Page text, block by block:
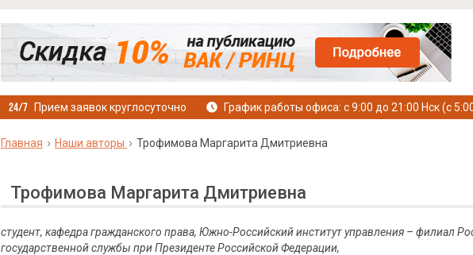
Прием заявок круглосуточно График работы офиса: с 9:00 до 21:00 Нск (с
Главная Наши авторы Трофимова Маргарита Дмитриевна
Трофимова Маргарита Дмитриевна
студент, кафедра гражданского права, Южно-Российский институт управления – филиал
государственной службы при Президенте Российской Федерации,